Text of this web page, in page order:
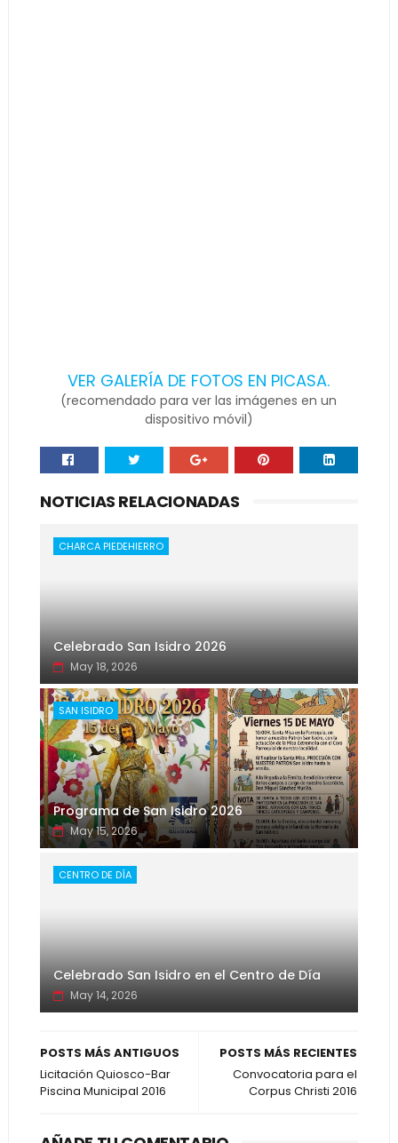
VER GALERÍA DE FOTOS EN PICASA.
(recomendado para ver las imágenes en un
dispositivo móvil)
NOTICIAS RELACIONADAS
CHARCA PIEDEHIERRO
Celebrado San Isidro 2026
May 18, 2026
SAN ISIDRO
Programa de San Isidro 2026
May 15, 2026
CENTRO DE DÍA
Celebrado San Isidro en el Centro de Día
May 14, 2026
POSTS MÁS RECIENTES
Convocatoria para el
Corpus Christi 2016
POSTS MÁS ANTIGUOS
Licitación Quiosco-Bar
Piscina Municipal 2016